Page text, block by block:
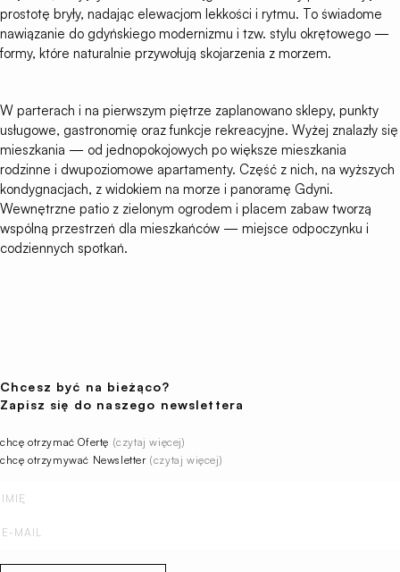
prostotę bryły, nadając elewacjom lekkości i rytmu. To świadome
nawiązanie do gdyńskiego modernizmu i tzw. stylu okrętowego —
formy, które naturalnie przywołują skojarzenia z morzem.
W parterach i na pierwszym piętrze zaplanowano sklepy, punkty
usługowe, gastronomię oraz funkcje rekreacyjne. Wyżej znalazły się
mieszkania — od jednopokojowych po większe mieszkania
rodzinne i dwupoziomowe apartamenty. Część z nich, na wyższych
kondygnacjach, z widokiem na morze i panoramę Gdyni.
Wewnętrzne patio z zielonym ogrodem i placem zabaw tworzą
wspólną przestrzeń dla mieszkańców — miejsce odpoczynku i
codziennych spotkań.
Chcesz być na bieżąco?
Zapisz się do naszego newslettera
chcę otrzymać Ofertę (czytaj więcej)
chcę otrzymywać Newsletter (czytaj więcej)